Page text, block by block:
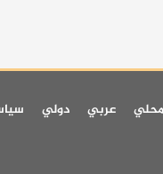
محلي عربي دولي